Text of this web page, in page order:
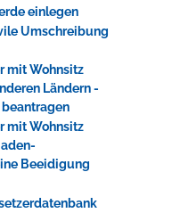
einlegen
Umschreibung
mit Wohnsitz
Ländern -
mit Wohnsitz
Beeidigung